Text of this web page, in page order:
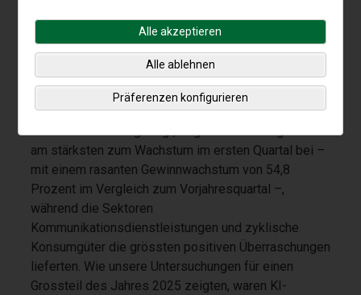
FactSet Earnings Insight, Stand: 23.6.2026.
Wie die Darstellung zeigt, trug der Technologiesektor
am stärksten zum Wachstum im ersten Quartal bei –
mit einem rasanten Gewinnwachstum von 54,8
Prozent im Vergleich zum Vorjahresquartal –,
während die Sektoren
Kommunikationsdienstleistungen und zyklische
Konsumgüter die grössten positiven Überraschungen
lieferten. Wie unsere Untersuchungen für einen
Grossteil des Jahres 2025 zeigten, waren KI-
Alle akzeptieren
Alle ablehnen
Präferenzen konfigurieren